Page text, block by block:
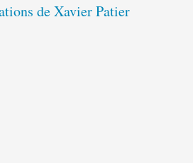
de Xavier Patier